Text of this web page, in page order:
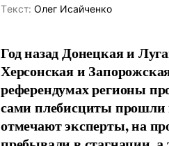
Tекст: Олег Исайченко
Год назад Донецкая и
Херсонская и
референдумах регионы
сами плебисциты
отмечают эксперты, на